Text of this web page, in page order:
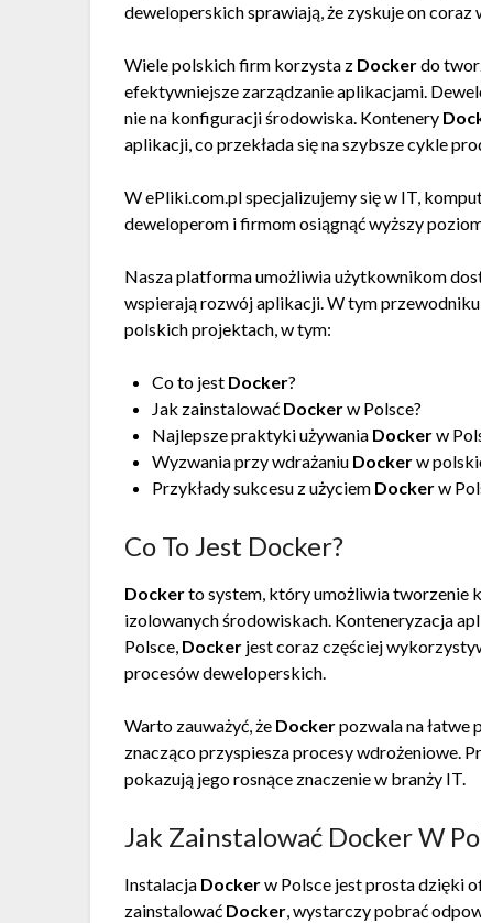
deweloperskich sprawiają, że zyskuje on coraz
Wiele polskich firm korzysta z Dockerdo
efektywniejsze zarządzanie aplikacjami.
nie na konfiguracji środowiska. Kontenery
aplikacji, co przekłada się na szybsze cykle
W ePliki.com.pl specjalizujemy się w IT,
deweloperom i firmom osiągnąć wyższy
Nasza platforma umożliwia użytkownikom
wspierają rozwój aplikacji. W tym
polskich projektach, w tym:
Co to jest Docker?
Jak zainstalować Dockerw Polsce?
Najlepsze praktyki używania Dockerw
Wyzwania przy wdrażaniu Dockerw
Przykłady sukcesu z użyciem Dockerw
Co To Jest Docker?
Dockerto system, który umożliwia tworzenie
izolowanych środowiskach. Konteneryzacja
Polsce, Docker jest coraz częściej
procesów deweloperskich.
Warto zauważyć, że Dockerpozwala na łatwe
znacząco przyspiesza procesy wdrożeniowe.
pokazują jego rosnące znaczenie w branży IT.
Jak Zainstalować Docker W
Instalacja Dockerw Polsce jest prosta dzięki
zainstalować Docker, wystarczy pobrać